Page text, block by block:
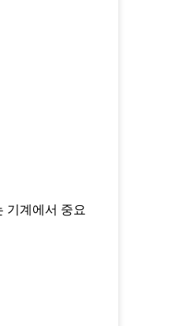
기계에서 중요